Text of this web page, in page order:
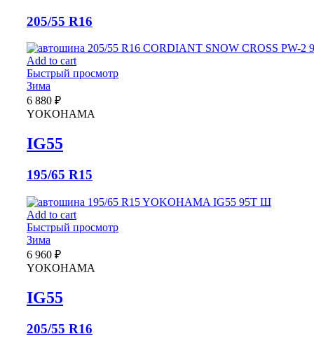
205/55 R16
Add to cart
Быстрый просмотр
Зима
6 880 ₽
YOKOHAMA
IG55
195/65 R15
Add to cart
Быстрый просмотр
Зима
6 960 ₽
YOKOHAMA
IG55
205/55 R16